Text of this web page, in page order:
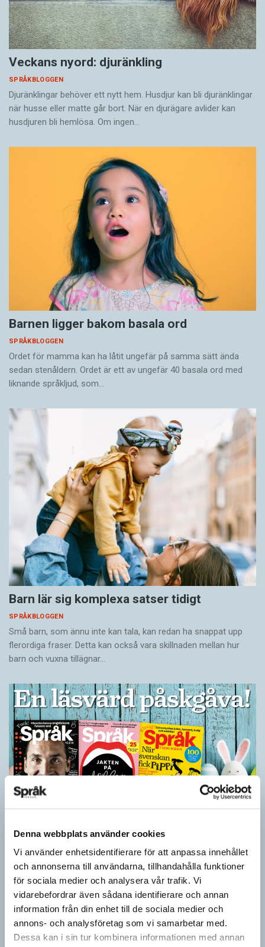
Denna webbplats använder cookies
Vi använder enhetsidentifierare för att anpassa innehållet
och annonserna till användarna, tillhandahålla funktioner
för sociala medier och analysera vår trafik. Vi
vidarebefordrar även sådana identifierare och annan
information från din enhet till de sociala medier och
annons- och analysföretag som vi samarbetar med.
Dessa kan i sin tur kombinera informationen med annan
Veckans nyord: djuränkling
SPRÅKBLOGGEN
Djuränklingar behöver ett nytt hem. Husdjur kan bli djuränklingar
när husse eller matte går bort. När en djurägare avlider kan
husdjuren bli hemlösa. Om ingen…
Barnen ligger bakom basala ord
SPRÅKBLOGGEN
Ordet för mamma kan ha låtit ungefär på samma sätt ända
sedan stenåldern. Ordet är ett av ungefär 40 basala ord med
liknande språkljud, som…
Barn lär sig komplexa satser tidigt
SPRÅKBLOGGEN
Små barn, som ännu inte kan tala, kan redan ha snappat upp
flerordiga fraser. Detta kan också vara skillnaden mellan hur
barn och vuxna tillägnar…
Ge bort Språktidningen till påsk!
SPRÅKBLOGGEN
Inför påsken har vi ett riktigt fint erbjudande. Just nu kan du ge
bort 3 nummer av Språktidningen för bara 99 kronor! Du kan
också…